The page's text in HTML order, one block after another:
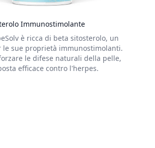
Immunostimolante
è ricca di beta sitosterolo, un
le sue proprietà immunostimolanti.
le difese naturali della pelle,
efficace contro l'herpes.